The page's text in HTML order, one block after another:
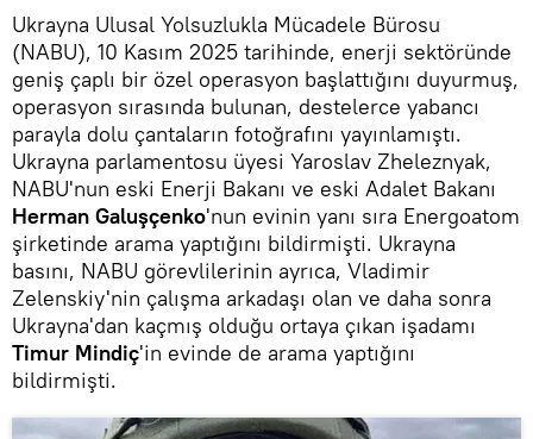
Ukrayna Ulusal Yolsuzlukla Mücadele Bürosu
(NABU), 10 Kasım 2025 tarihinde, enerji sektöründe
geniş çaplı bir özel operasyon başlattığını duyurmuş,
operasyon sırasında bulunan, destelerce yabancı
parayla dolu çantaların fotoğrafını yayınlamıştı.
Ukrayna parlamentosu üyesi Yaroslav Zheleznyak,
NABU'nun eski Enerji Bakanı ve eski Adalet Bakanı
Herman Galuşçenko'nun evinin yanı sıra Energoatom
şirketinde arama yaptığını bildirmişti. Ukrayna
basını, NABU görevlilerinin ayrıca, Vladimir
Zelenskiy'nin çalışma arkadaşı olan ve daha sonra
Ukrayna'dan kaçmış olduğu ortaya çıkan işadamı
Timur Mindiç'in evinde de arama yaptığını
bildirmişti.